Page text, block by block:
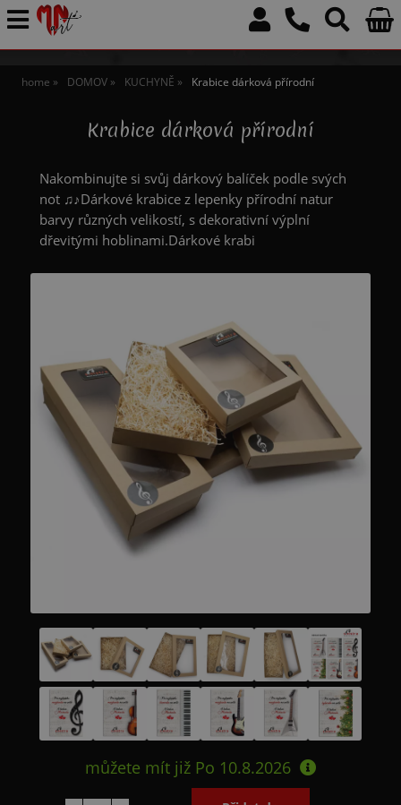
home DOMOV KUCHYNĚ Krabice dárková přírodní
Krabice dárková přírodní
Nakombinujte si svůj dárkový balíček podle svých
not ♫♪Dárkové krabice z lepenky přírodní natur
barvy různých velikostí, s dekorativní výplní
dřevitými hoblinami.Dárkové krabi
můžete mít již Po 10.8.2026